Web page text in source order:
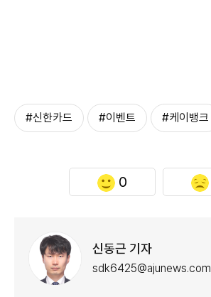
#신한카드 #이벤트 #케이뱅크
0
신동근 기자
sdk6425@ajunews.com